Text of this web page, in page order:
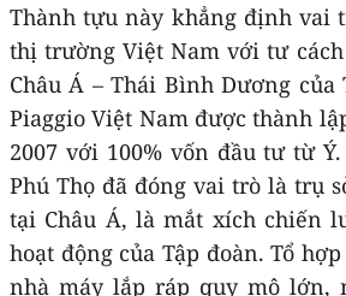
Thành tựu này khẳng định vai
thị trường Việt Nam với tư
Châu Á – Thái Bình Dương của
Piaggio Việt Nam được thành
2007 với 100% vốn đầu tư từ
Phú Thọ đã đóng vai trò là trụ
tại Châu Á, là mắt xích chiến
hoạt động của Tập đoàn. Tổ
nhà máy lắp ráp quy mô lớn,